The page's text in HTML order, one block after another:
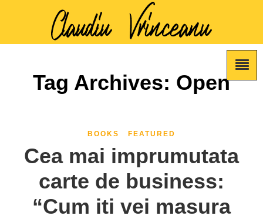
Tag Archives: Open
BOOKS FEATURED
Cea mai imprumutata
carte de business:
“Cum iti vei masura